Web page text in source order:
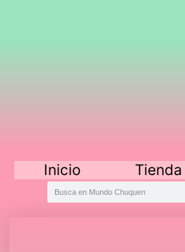
Inicio Tienda